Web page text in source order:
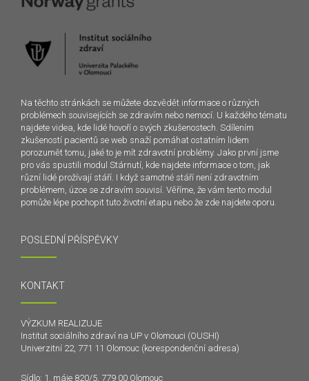
Na těchto stránkách se můžete dozvědět informace o různých
problémech souvisejících se zdravím nebo nemocí. U každého tématu
najdete videa, kde lidé hovoří o svých zkušenostech. Sdílením
zkušeností pacientů se web snaží pomáhat ostatním lidem
porozumět tomu, jaké to je mít zdravotní problémy. Jako první jsme
pro vás spustili modul Stárnutí, kde najdete informace o tom, jak
různí lidé prožívají stáří. I když samotné stáří není zdravotním
problémem, úzce se zdravím souvisí. Věříme, že vám tento modul
pomůže lépe pochopit tuto životní etapu nebo že zde najdete oporu.
POSLEDNÍ PŘÍSPĚVKY
KONTAKT
VÝZKUM REALIZUJE
Institut sociálního zdraví na UP v Olomouci (OUSHI)
Univerzitní 22, 771 11 Olomouc (korespondenční adresa)
Sídlo: 1. máje 820/5, 779 00 Olomouc